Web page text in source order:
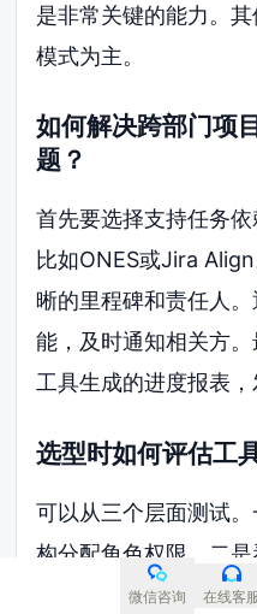
是非常关键的能力。
模式为主。
如何解决跨部门项
题？
首先要选择支持任务
比如ONES或Jira
晰的里程碑和责任人
能，及时通知相关方
工具生成的进度报表，
选型时如何评估工
可以从三个层面测试
构分配角色权限。二
见范围。三是看能否
微信咨询 在线客